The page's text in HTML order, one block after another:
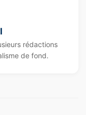
rédactions
de fond.